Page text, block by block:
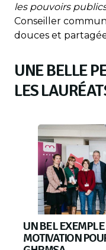
les pouvoirs
Conseiller
douces et
UNE BELLE
LES
UN BEL
MOTIVATION